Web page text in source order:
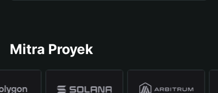
Mitra Proyek